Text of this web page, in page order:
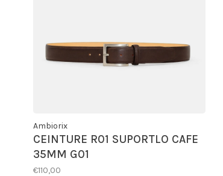
Ambiorix
CEINTURE R01 SUPORTLO CAFE
35MM G01
€110,00